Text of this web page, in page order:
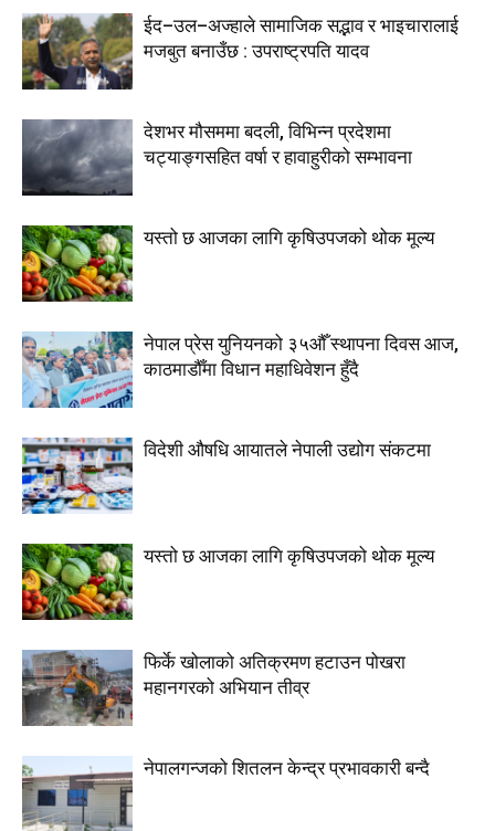
ईद–उल–अज्हाले सामाजिक सद्भाव र भाइचारालाई
मजबुत बनाउँछ : उपराष्ट्रपति यादव
देशभर मौसममा बदली, विभिन्न प्रदेशमा
चट्याङ्गसहित वर्षा र हावाहुरीको सम्भावना
यस्तो छ आजका लागि कृषिउपजको थोक मूल्य
नेपाल प्रेस युनियनको ३५औँ स्थापना दिवस आज,
काठमाडौँमा विधान महाधिवेशन हुँदै
विदेशी औषधि आयातले नेपाली उद्योग संकटमा
यस्तो छ आजका लागि कृषिउपजको थोक मूल्य
फिर्के खोलाको अतिक्रमण हटाउन पोखरा
महानगरको अभियान तीव्र
नेपालगन्जको शितलन केन्द्र प्रभावकारी बन्दै